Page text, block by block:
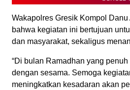
Wakapolres Gresik Kompol
bahwa kegiatan ini bertujuan
dan masyarakat, sekaligus
“Di bulan Ramadhan yang
dengan sesama. Semoga
meningkatkan kesadaran akan